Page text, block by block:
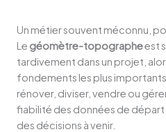
Un métier souvent méconnu,
Le géomètre-topographeest
tardivement dans un projet,
fondements les plus importants.
rénover, diviser, vendre ou
fiabilité des données de
des décisions à venir.